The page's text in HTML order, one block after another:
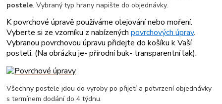
postele. Vybraný typ hrany napište do objednávky.
K povrchové úpravě používáme olejování nebo moření.
Vyberte si ze vzorníku z nabízenýchpovrchových úprav.
Vybranou povrchovou úpravu přidejte do košíku k Vaší
posteli. (Na obrázku je- přírodní buk- transparentní lak).
Všechny postele jdou do vyroby po přijetí a potvrzení objednávky
s termínem dodání do 4 týdnu.